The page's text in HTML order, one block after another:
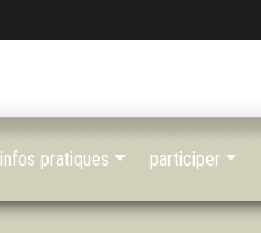
infos pratiques participer